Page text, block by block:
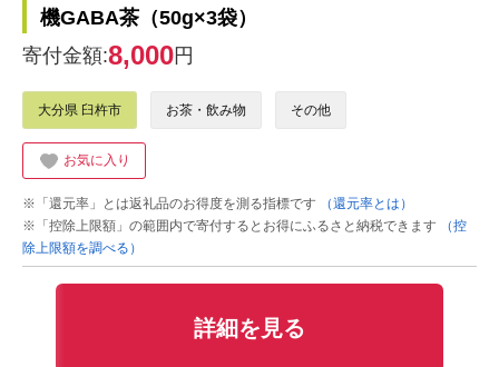
機GABA茶（50g×3袋）
寄付金額:8,000円
大分県 臼杵市 お茶・飲み物 その他
お気に入り
※「還元率」とは返礼品のお得度を測る指標です
（還元率とは）
※「控除上限額」の範囲内で寄付するとお得にふるさと納税できます
（控
除上限額を調べる）
詳細を見る